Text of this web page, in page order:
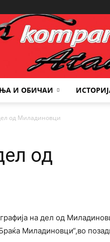
И ОБИЧАИ
од Миладиновци
од
на дел од
Миладиновци“,во